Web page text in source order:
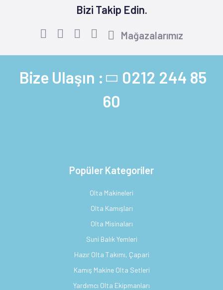
Bizi Takip Edin.
Mağazalarımız
Bize Ulaşın : 0212 244 85
60
Popüler Kategoriler
Olta Makineleri
Olta Kamışları
Olta Misinaları
Suni Balık Yemleri
Hazır Olta Takımı, Çapari
Kamış Makine Olta Setleri
Yardımcı Olta Ekipmanları